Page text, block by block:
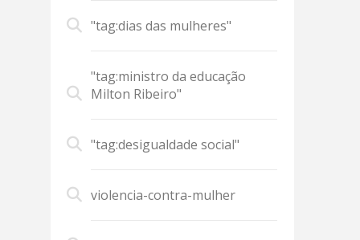
"tag:dias das mulheres"
"tag:ministro da educação
Milton Ribeiro"
"tag:desigualdade social"
violencia-contra-mulher